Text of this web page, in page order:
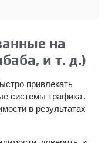
на
и т. д.)
привлекать
системы трафика..
в результатах